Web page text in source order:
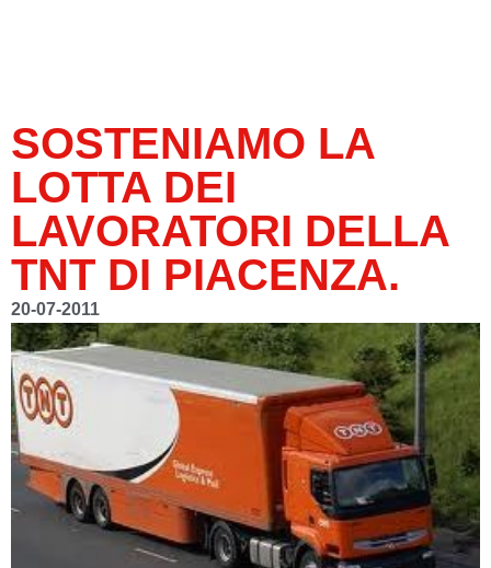
SOSTENIAMO LA
LOTTA DEI
LAVORATORI DELLA
TNT DI PIACENZA.
20-07-2011